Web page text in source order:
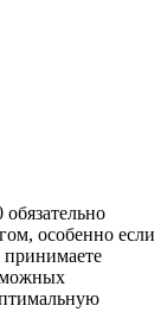
особенно если
принимаете